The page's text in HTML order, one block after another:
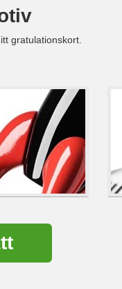
gratulationskort.